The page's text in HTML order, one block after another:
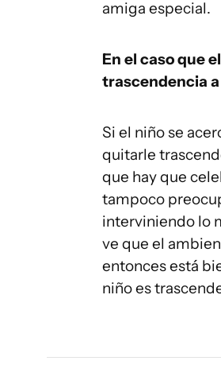
amiga especial.
En el caso que
trascendencia
Si el niño se
quitarle
que hay que
tampoco
interviniendo lo
ve que el
entonces está
niño es